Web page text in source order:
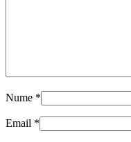
Nume *
Email *